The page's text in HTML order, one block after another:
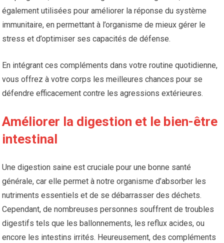
également utilisées pour améliorer la réponse du système
immunitaire, en permettant à l’organisme de mieux gérer le
stress et d’optimiser ses capacités de défense.
En intégrant ces compléments dans votre routine quotidienne,
vous offrez à votre corps les meilleures chances pour se
défendre efficacement contre les agressions extérieures.
Améliorer la digestion et le bien-être
intestinal
Une digestion saine est cruciale pour une bonne santé
générale, car elle permet à notre organisme d’absorber les
nutriments essentiels et de se débarrasser des déchets.
Cependant, de nombreuses personnes souffrent de troubles
digestifs tels que les ballonnements, les reflux acides, ou
encore les intestins irrités. Heureusement, des compléments